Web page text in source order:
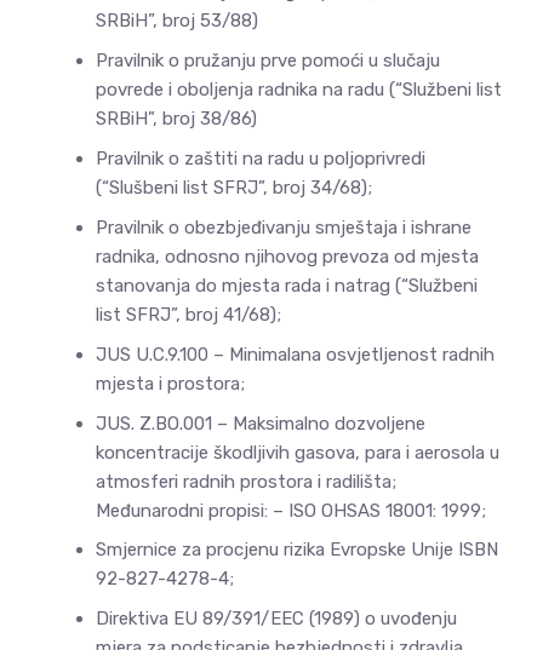
SRBiH”, broj 53/88)
Pravilnik o pružanju prve pomoći u slučaju
povrede i oboljenja radnika na radu (“Službeni list
SRBiH”, broj 38/86)
Pravilnik o zaštiti na radu u poljoprivredi
(“Slušbeni list SFRJ”, broj 34/68);
Pravilnik o obezbjeđivanju smještaja i ishrane
radnika, odnosno njihovog prevoza od mjesta
stanovanja do mjesta rada i natrag (“Službeni
list SFRJ”, broj 41/68);
JUS U.C.9.100 – Minimalana osvjetljenost radnih
mjesta i prostora;
JUS. Z.BO.001 – Maksimalno dozvoljene
koncentracije škodljivih gasova, para i aerosola u
atmosferi radnih prostora i radilišta;
Međunarodni propisi: – ISO OHSAS 18001: 1999;
Smjernice za procjenu rizika Evropske Unije ISBN
92-827-4278-4;
Direktiva EU 89/391/EEC (1989) o uvođenju